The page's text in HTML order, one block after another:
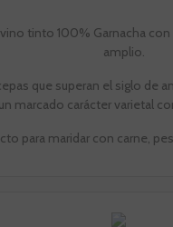
tinto 100% Garnacha
amplio.
que superan el siglo de
marcado carácter varietal
para maridar con carne,